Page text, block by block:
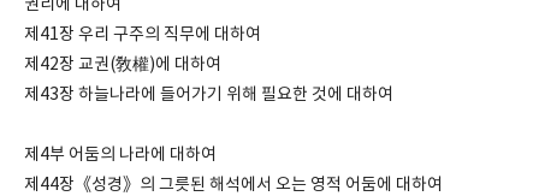
권리에 대하여
제41장 우리 구주의 직무에 대하여
제42장 교권(敎權)에 대하여
제43장 하늘나라에 들어가기 위해 필요한 것에 대하여
제4부 어둠의 나라에 대하여
제44장《성경》의 그릇된 해석에서 오는 영적 어둠에 대하여